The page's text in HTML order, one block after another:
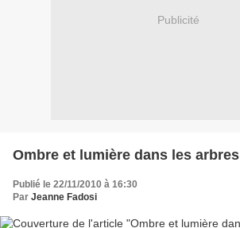
Publicité
Ombre et lumière dans les arbres
Publié le 22/11/2010 à 16:30
Par Jeanne Fadosi